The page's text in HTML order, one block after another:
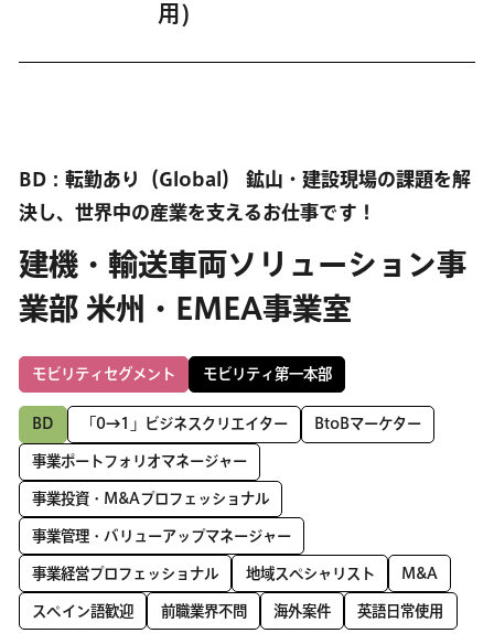
用)
BD：転勤あり（Global） 鉱山・建設現場の課題を解
決し、世界中の産業を支えるお仕事です！
建機・輸送車両ソリューション事
業部 米州・EMEA事業室
モビリティセグメント モビリティ第一本部
BD 「0→1」ビジネスクリエイター BtoBマーケター
事業ポートフォリオマネージャー
事業投資・M&Aプロフェッショナル
事業管理・バリューアップマネージャー
事業経営プロフェッショナル 地域スペシャリスト M&A
スペイン語歓迎 前職業界不問 海外案件 英語日常使用